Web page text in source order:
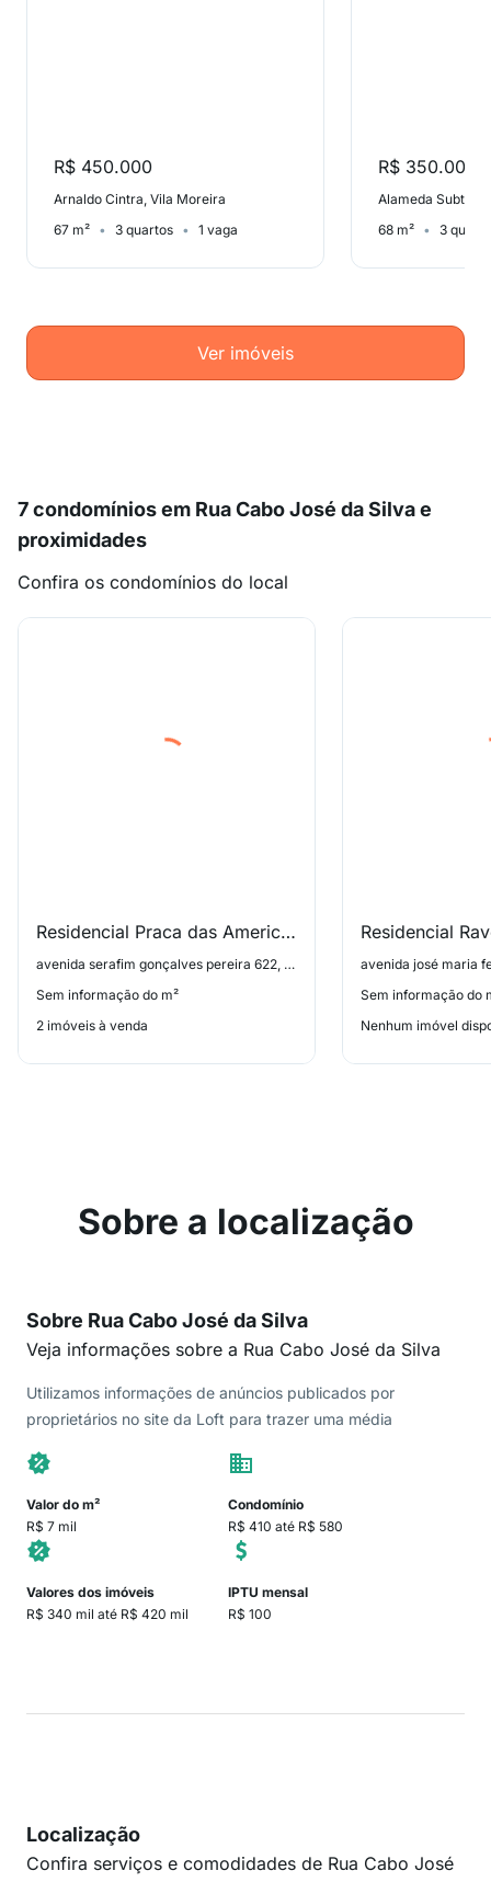
R$ 450.000
Arnaldo Cintra, Vila Moreira
67 m²
3 quartos 1 vaga
R$ 350.000
68 m² 3
Ver imóveis
7 condomínios em Rua Cabo José da Silva e
proximidades
Confira os condomínios do local
Residencial Praca das Americas
avenida serafim gonçalves pereira 622, Parque Novo Mundo
Sem informação do m²
2 imóveis à venda
Residencial
Sem informação do
Nenhum imóvel
Sobre a localização
Sobre Rua Cabo José da Silva
Veja informações sobre a Rua Cabo José da Silva
Utilizamos informações de anúncios publicados por
proprietários no site da Loft para trazer uma média
Valor do m²
R$ 7 mil
Condomínio
R$ 410 até R$ 580
Valores dos imóveis
R$ 340 mil até R$ 420 mil
IPTU mensal
R$ 100
Localização
Confira serviços e comodidades de Rua Cabo José